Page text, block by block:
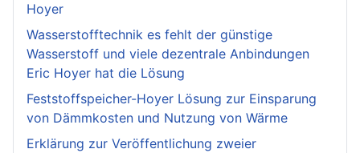
Hoyer
Wasserstofftechnik es fehlt der günstige
Wasserstoff und viele dezentrale Anbindungen
Eric Hoyer hat die Lösung
Feststoffspeicher-Hoyer Lösung zur Einsparung
von Dämmkosten und Nutzung von Wärme
Erklärung zur Veröffentlichung zweier